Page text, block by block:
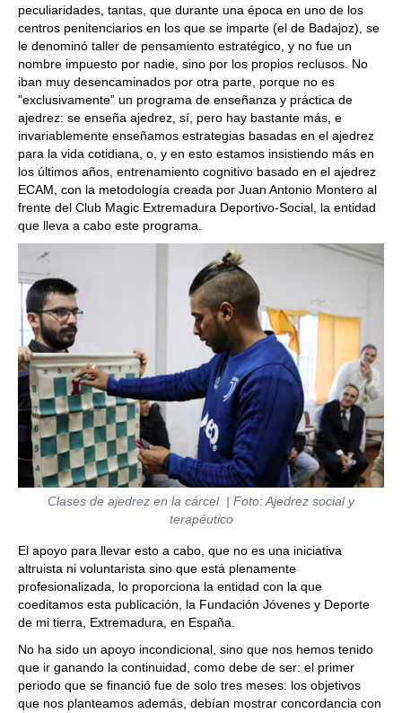
peculiaridades, tantas, que durante una época en uno de los
centros penitenciarios en los que se imparte (el de Badajoz), se
le denominó taller de pensamiento estratégico, y no fue un
nombre impuesto por nadie, sino por los propios reclusos. No
iban muy desencaminados por otra parte, porque no es
"exclusivamente” un programa de enseñanza y práctica de
ajedrez: se enseña ajedrez, sí, pero hay bastante más, e
invariablemente enseñamos estrategias basadas en el ajedrez
para la vida cotidiana, o, y en esto estamos insistiendo más en
los últimos años, entrenamiento cognitivo basado en el ajedrez
ECAM, con la metodología creada por Juan Antonio Montero al
frente del Club Magic Extremadura Deportivo-Social, la entidad
que lleva a cabo este programa.
Clases de ajedrez en la cárcel | Foto: Ajedrez social y
terapéutico
El apoyo para llevar esto a cabo, que no es una iniciativa
altruista ni voluntarista sino que está plenamente
profesionalizada, lo proporciona la entidad con la que
coeditamos esta publicación, la Fundación Jóvenes y Deporte
de mi tierra, Extremadura, en España.
No ha sido un apoyo incondicional, sino que nos hemos tenido
que ir ganando la continuidad, como debe de ser: el primer
periodo que se financió fue de solo tres meses: los objetivos
que nos planteamos además, debían mostrar concordancia con